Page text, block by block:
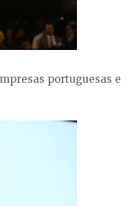
portuguesas e